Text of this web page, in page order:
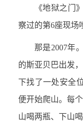
《地狱之门
察过的第6座现场
那是2007年
的斯亚贝巴出发
下找了一处安全
便开始爬山。每
山喝两瓶、下山喝